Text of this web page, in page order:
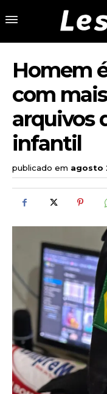
Homem
com
arquivos
infantil
publicado em agosto